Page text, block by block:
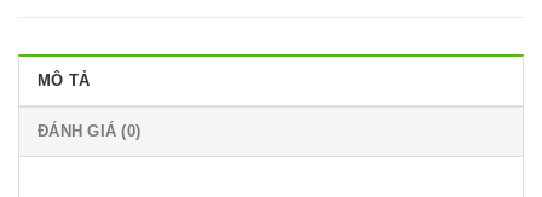
MÔ TẢ
ĐÁNH GIÁ (0)